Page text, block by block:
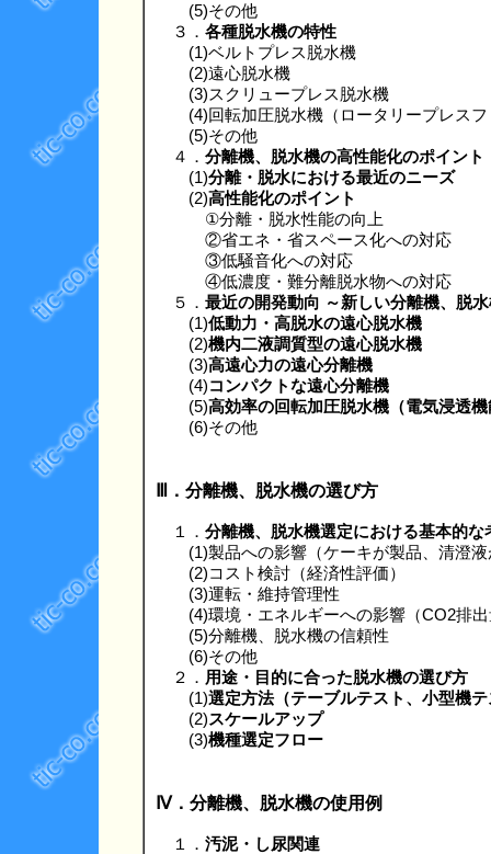
(5)その他
３． 各種脱水機の特性
(1)ベルトプレス脱水機
(2)遠心脱水機
(3)スクリュープレス脱水機
(4)回転加圧脱水機（ロータリープレスフ
(5)その他
４． 分離機、脱水機の高性能化のポイント
(1)分離・脱水における最近のニーズ
(2)高性能化のポイント
①分離・脱水性能の向上
②省エネ・省スペース化への対応
③低騒音化への対応
④低濃度・難分離脱水物への対応
５． 最近の開発動向 ～新しい分離機、脱
(1)低動力・高脱水の遠心脱水機
(2)機内二液調質型の遠心脱水機
(3)高遠心力の遠心分離機
(4)コンパクトな遠心分離機
(5)高効率の回転加圧脱水機（電気浸透
(6)その他
Ⅲ．分離機、脱水機の選び方
１． 分離機、脱水機選定における基本的な
(1)製品への影響（ケーキが製品、清澄液
(2)コスト検討（経済性評価）
(3)運転・維持管理性
(4)環境・エネルギーへの影響（CO2排出
(5)分離機、脱水機の信頼性
(6)その他
２． 用途・目的に合った脱水機の選び方
(1)選定方法（テーブルテスト、小型機
(2)スケールアップ
(3)機種選定フロー
Ⅳ．分離機、脱水機の使用例
１． 汚泥・し尿関連